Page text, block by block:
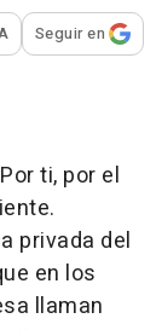
para
Seguir en
ti, por el
privada del
en los
llaman